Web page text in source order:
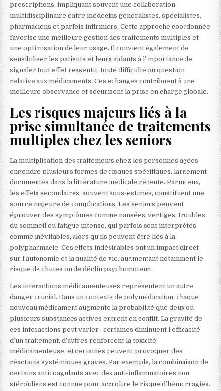
prescriptions, impliquant souvent une collaboration
multidisciplinaire entre médecins généralistes, spécialistes,
pharmaciens et parfois infirmiers. Cette approche coordonnée
favorise une meilleure gestion des traitements multiples et
une optimisation de leur usage. Il convient également de
sensibiliser les patients et leurs aidants à l’importance de
signaler tout effet ressentit, toute difficulté ou question
relative aux médicaments. Ces échanges contribuent à une
meilleure observance et sécurisent la prise en charge globale.
Les risques majeurs liés à la
prise simultanée de traitements
multiples chez les seniors
La multiplication des traitements chez les personnes âgées
engendre plusieurs formes de risques spécifiques, largement
documentés dans la littérature médicale récente. Parmi eux,
les effets secondaires, souvent sous-estimés, constituent une
source majeure de complications. Les seniors peuvent
éprouver des symptômes comme nausées, vertiges, troubles
du sommeil ou fatigue intense, qui parfois sont interprétés
comme inévitables, alors qu’ils peuvent être liés à la
polypharmacie. Ces effets indésirables ont un impact direct
sur l’autonomie et la qualité de vie, augmentant notamment le
risque de chutes ou de déclin psychomoteur.
Les interactions médicamenteuses représentent un autre
danger crucial. Dans un contexte de polymédication, chaque
nouveau médicament augmente la probabilité que deux ou
plusieurs substances actives entrent en conflit. La gravité de
ces interactions peut varier : certaines diminuent l’efficacité
d’un traitement, d’autres renforcent la toxicité
médicamenteuse, et certaines peuvent provoquer des
réactions systémiques graves. Par exemple, la combinaison de
certains anticoagulants avec des anti-inflammatoires non
stéroïdiens est connue pour accroître le risque d’hémorragies.